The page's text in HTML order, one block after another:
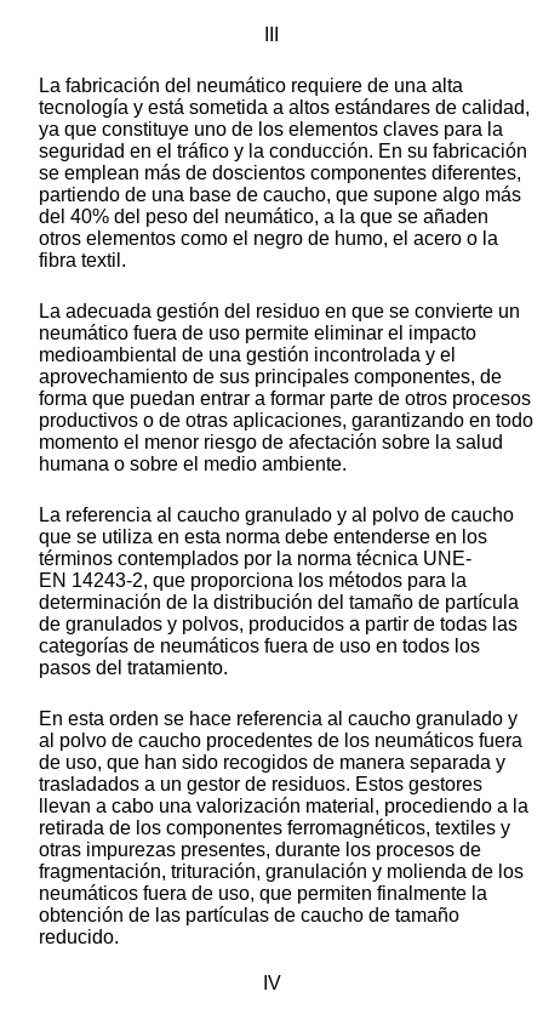
La fabricación del neumático requiere de una alta
tecnología y está sometida a altos estándares de calidad,
ya que constituye uno de los elementos claves para la
seguridad en el tráfico y la conducción. En su fabricación
se emplean más de doscientos componentes diferentes,
partiendo de una base de caucho, que supone algo más
del 40% del peso del neumático, a la que se añaden
otros elementos como el negro de humo, el acero o la
fibra textil.
La adecuada gestión del residuo en que se convierte un
neumático fuera de uso permite eliminar el impacto
medioambiental de una gestión incontrolada y el
aprovechamiento de sus principales componentes, de
forma que puedan entrar a formar parte de otros procesos
productivos o de otras aplicaciones, garantizando en todo
momento el menor riesgo de afectación sobre la salud
humana o sobre el medio ambiente.
La referencia al caucho granulado y al polvo de caucho
que se utiliza en esta norma debe entenderse en los
términos contemplados por la norma técnica UNE-
EN 14243-2, que proporciona los métodos para la
determinación de la distribución del tamaño de partícula
de granulados y polvos, producidos a partir de todas las
categorías de neumáticos fuera de uso en todos los
pasos del tratamiento.
En esta orden se hace referencia al caucho granulado y
al polvo de caucho procedentes de los neumáticos fuera
de uso, que han sido recogidos de manera separada y
trasladados a un gestor de residuos. Estos gestores
llevan a cabo una valorización material, procediendo a la
retirada de los componentes ferromagnéticos, textiles y
otras impurezas presentes, durante los procesos de
fragmentación, trituración, granulación y molienda de los
neumáticos fuera de uso, que permiten finalmente la
obtención de las partículas de caucho de tamaño
reducido.
IV